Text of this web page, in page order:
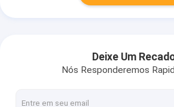
Deixe Um
Nós Responderemos